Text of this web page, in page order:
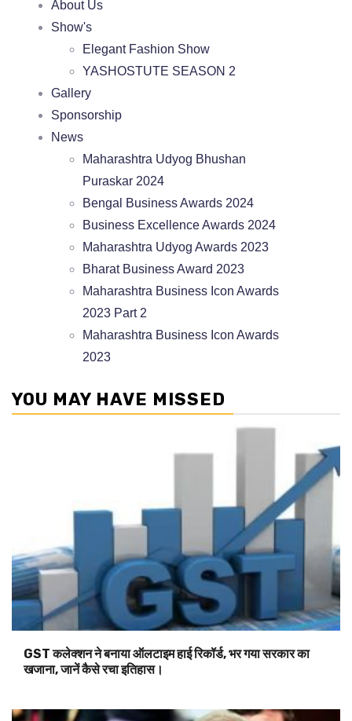
YOU MAY HAVE MISSED
GST कलेक्शन ने बनाया ऑलटाइम हाई रिकॉर्ड, भर गया सरकार का
खजाना, जानें कैसे रचा इतिहास।